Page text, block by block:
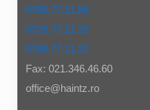
0788.77.11.88
0729.77.11.33
0788.77.11.22
Fax: 021.346.46.60
office@haintz.ro